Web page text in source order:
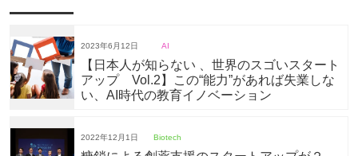
2023年6月12日 AI
【日本人が知らない 、世界のスゴいスタート
アップ Vol.2】この“能力”があれば失業しな
い、AI時代の教育イノベーション
2022年12月1日 Biotech